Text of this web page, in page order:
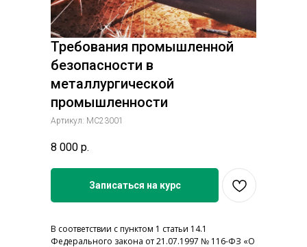
Требования промышленной
безопасности в
металлургической
промышленности
Артикул: МС23001
8 000 р.
Записаться на курс
В соответствии с пунктом 1 статьи 14.1
Федерального закона от 21.07.1997 № 116-ФЗ «О